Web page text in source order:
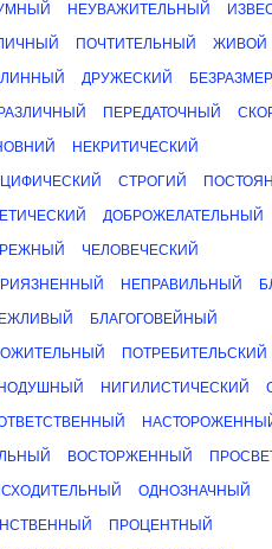
НЕУВАЖИТЕЛЬНЫЙ
ПОЧТИТЕЛЬНЫЙ ЖИВОЙ
ДРУЖЕСКИЙ
ПЕРЕДАТОЧНЫЙ
НЕКРИТИЧЕСКИЙ
СТРОГИЙ
ДОБРОЖЕЛАТЕЛЬНЫЙ
ЧЕЛОВЕЧЕСКИЙ
НЕПРАВИЛЬНЫЙ
БЛАГОГОВЕЙНЫЙ
ПОТРЕБИТЕЛЬСКИЙ
НИГИЛИСТИЧЕСКИЙ
ВОСТОРЖЕННЫЙ
ОДНОЗНАЧНЫЙ
ПРОЦЕНТНЫЙ